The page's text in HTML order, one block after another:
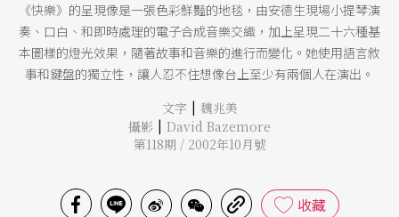
《快樂》的呈現像是一張色彩鮮豔的地毯，由安德生現場小提琴演
奏、口白、和即時處理的電子合成音樂交織，加上呈現二十六種基
本圖樣的燈光效果，隨著故事和音樂的進行而變化。她使用語言敘
事和鍵盤的獨立性，讓人忍不住想像台上至少有兩個人在演出。
文字 | 魏兆美
攝影 | David Bazemore
第118期 / 2002年10月號
收藏